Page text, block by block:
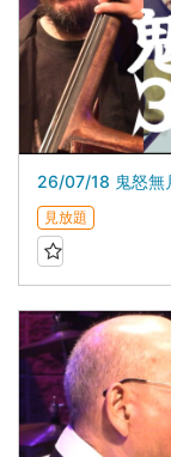
26/07/18 鬼怒無
見放題